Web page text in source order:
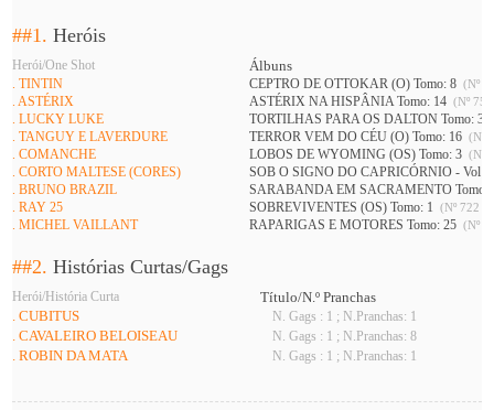
##1.Heróis
Herói/One Shot Álbuns
. TINTIN CEPTRO DE OTTOKAR (O) Tomo: 8 (Nº
. ASTÉRIX ASTÉRIX NA HISPÂNIA Tomo: 14 (Nº
. LUCKY LUKE
TORTILHAS PARA OS DALTON Tomo: 31
. TANGUY E LAVERDURE
TERROR VEM DO CÉU (O) Tomo: 16 (Nº
. COMANCHE LOBOS DE WYOMING (OS) Tomo: 3 (Nº
. CORTO MALTESE (CORES)
SOB O SIGNO DO CAPRICÓRNIO - Vol 1
. BRUNO BRAZIL
SARABANDA EM SACRAMENTO Tomo:
. RAY 25
SOBREVIVENTES (OS) Tomo: 1 (Nº 722 A
. MICHEL VAILLANT RAPARIGAS E MOTORES Tomo: 25 (Nº
##2.Histórias Curtas/Gags
Herói/História Curta
Título/N.º Pranchas
. CUBITUS
N. Gags : 1 ; N.Pranchas: 1
. CAVALEIRO BELOISEAU N. Gags : 1 ; N.Pranchas: 8
. ROBIN DA MATA N. Gags : 1 ; N.Pranchas: 1